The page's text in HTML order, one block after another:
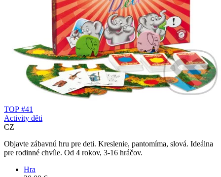
TOP #41
Activity děti
CZ
Objavte zábavnú hru pre deti. Kreslenie, pantomíma, slová. Ideálna
pre rodinné chvíle. Od 4 rokov, 3-16 hráčov.
Hra